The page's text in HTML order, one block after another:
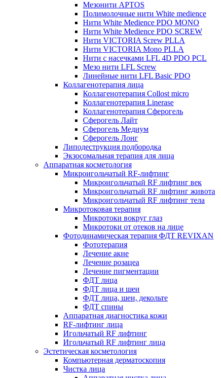
Мезонити APTOS
Полимолочные нити White medience
Нити White Medience PDO MONO
Нити White Medience PDO SCREW
Нити VICTORIA Screw PLLA
Нити VICTORIA Mono PLLA
Нити с насечками LFL 4D PDO PCL
Мезо нити LFL Screw
Линейные нити LFL Basic PDO
Коллагенотерапия лица
Коллагенотерапия Collost micro
Коллагенотерапия Linerase
Коллагенотерапия Сферогель
Сферогель Лайт
Сферогель Медиум
Сферогель Лонг
Липодеструкция подбородка
Экзосомальная терапия для лица
Аппаратная косметология
Микроигольчатый RF-лифтинг
Микроигольчатый RF лифтинг век
Микроигольчатый RF лифтинг живота
Микроигольчатый RF лифтинг тела
Микротоковая терапия
Микротоки вокруг глаз
Микротоки от отеков на лице
Фотодинамическая терапия ФДТ REVIXAN
Фототерапия
Лечение акне
Лечение розацеа
Лечение пигментации
ФДТ лица
ФДТ лица и шеи
ФДТ лица, шеи, декольте
ФДТ спины
Аппаратная диагностика кожи
RF-лифтинг лица
Игольчатый RF лифтинг
Игольчатый RF лифтинг лица
Эстетическая косметология
Компьютерная дерматоскопия
Чистка лица